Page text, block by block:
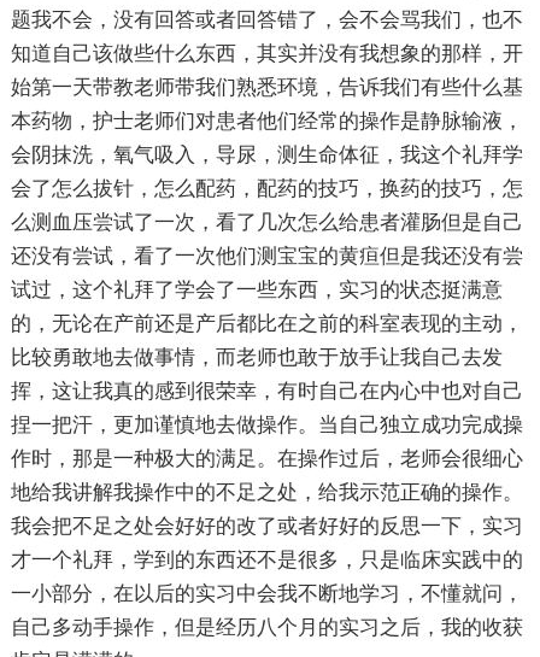
题我不会，没有回答或者回答错了，会不会骂我们，也不
知道自己该做些什么东西，其实并没有我想象的那样，开
始第一天带教老师带我们熟悉环境，告诉我们有些什么基
本药物，护士老师们对患者他们经常的操作是静脉输液，
会阴抹洗，氧气吸入，导尿，测生命体征，我这个礼拜学
会了怎么拔针，怎么配药，配药的技巧，换药的技巧，怎
么测血压尝试了一次，看了几次怎么给患者灌肠但是自己
还没有尝试，看了一次他们测宝宝的黄疸但是我还没有尝
试过，这个礼拜了学会了一些东西，实习的状态挺满意
的，无论在产前还是产后都比在之前的科室表现的主动，
比较勇敢地去做事情，而老师也敢于放手让我自己去发
挥，这让我真的感到很荣幸，有时自己在内心中也对自己
捏一把汗，更加谨慎地去做操作。当自己独立成功完成操
作时，那是一种极大的满足。在操作过后，老师会很细心
地给我讲解我操作中的不足之处，给我示范正确的操作。
我会把不足之处会好好的改了或者好好的反思一下，实习
才一个礼拜，学到的东西还不是很多，只是临床实践中的
一小部分，在以后的实习中会我不断地学习，不懂就问，
自己多动手操作，但是经历八个月的实习之后，我的收获